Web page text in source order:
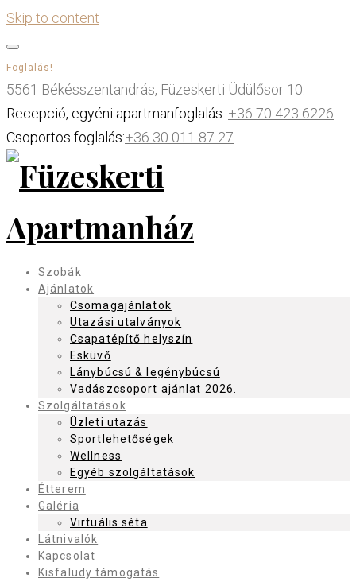
Skip to content
Foglalás!
5561 Békésszentandrás, Füzeskerti Üdülősor 10.
Recepció, egyéni apartmanfoglalás: +36 70 423 6226
Csoportos foglalás:+36 30 011 87 27
Szobák
Ajánlatok
Csomagajánlatok
Utazási utalványok
Csapatépítő helyszín
Esküvő
Lánybúcsú & legénybúcsú
Vadászcsoport ajánlat 2026.
Szolgáltatások
Üzleti utazás
Sportlehetőségek
Wellness
Egyéb szolgáltatások
Étterem
Galéria
Virtuális séta
Látnivalók
Kapcsolat
Kisfaludy támogatás